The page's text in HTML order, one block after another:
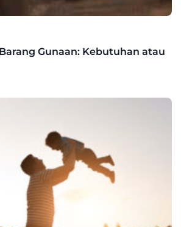
Gunaan: Kebutuhan atau